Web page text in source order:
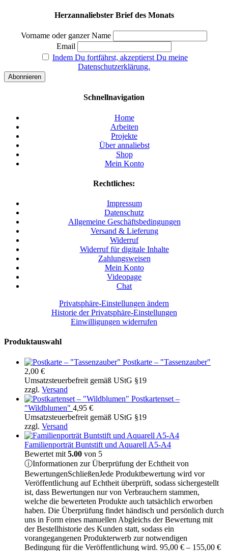
Herzannaliebster Brief des Monats
Vorname oder ganzer Name
Email
Indem Du fortfährst, akzeptierst Du meine
Datenschutzerklärung.
Schnellnavigation
Home
Arbeiten
Projekte
Über annaliebst
Shop
Mein Konto
Rechtliches:
Impressum
Datenschutz
Allgemeine Geschäftsbedingungen
Versand & Lieferung
Widerruf
Widerruf für digitale Inhalte
Zahlungsweisen
Mein Konto
Videopage
Chat
Privatsphäre-Einstellungen ändern
Historie der Privatsphäre-Einstellungen
Einwilligungen widerrufen
Produktauswahl
Postkarte – "Tassenzauber"
2,00 €
Umsatzsteuerbefreit gemäß UStG §19
zzgl. Versand
Postkartenset –
"Wildblumen" 4,95 €
Umsatzsteuerbefreit gemäß UStG §19
zzgl. Versand
Familienporträt Buntstift und Aquarell A5-A4
Bewertet mit 5.00 von 5
ⓘInformationen zur Überprüfung der Echtheit von
BewertungenSchließenJede Produktbewertung wird vor
Veröffentlichung auf Echtheit überprüft, sodass sichergestellt
ist, dass Bewertungen nur von Verbrauchern stammen,
welche die bewerteten Produkte auch tatsächlich erworben
haben. Die Überprüfung findet händisch und persönlich durch
uns in Form eines manuellen Abgleichs der Bewertung mit
der Bestellhistorie des Kunden statt, sodass ein
vorangegangenen Produkterwerb zur notwendigen
Bedingung für die Veröffentlichung wird. 95,00 € – 155,00 €